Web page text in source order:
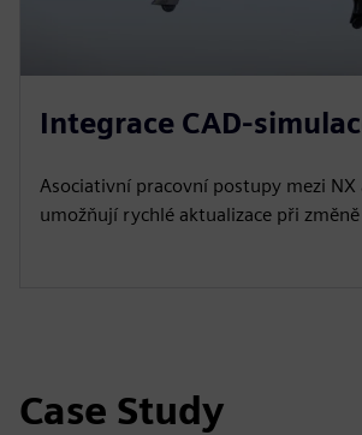
Integrace CAD-
Asociativní pracovní postupy mezi NX
umožňují rychlé aktualizace při
Case Study